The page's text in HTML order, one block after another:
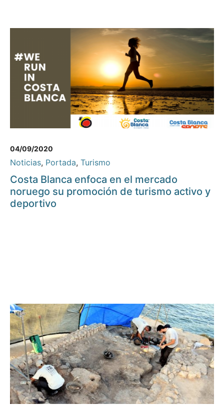
04/09/2020
Noticias, Portada, Turismo
Costa Blanca enfoca en el mercado
noruego su promoción de turismo activo y
deportivo